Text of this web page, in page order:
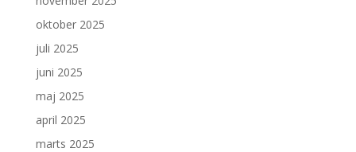
oktober 2025
juli 2025
juni 2025
maj 2025
april 2025
marts 2025